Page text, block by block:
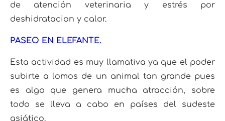
de atención veterinaria y estrés por
deshidratacion y calor.
PASEO EN ELEFANTE.
Esta actividad es muy llamativa ya que el poder
subirte a lomos de un animal tan grande pues
es algo que genera mucha atracción, sobre
todo se lleva a cabo en países del sudeste
asiático.